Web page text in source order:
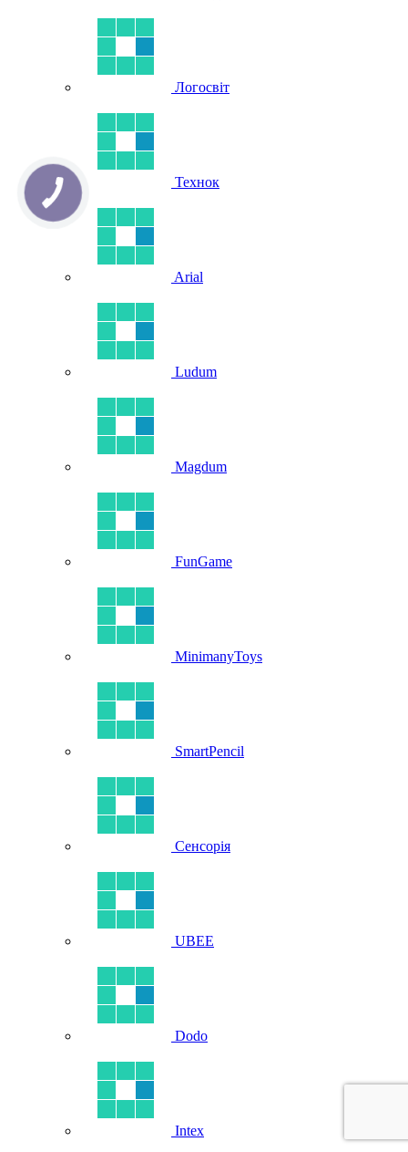
Логосвіт
Технок
Arial
Ludum
Magdum
FunGame
MinimanyToys
SmartPencil
Сенсорія
UBEE
Dodo
Intex